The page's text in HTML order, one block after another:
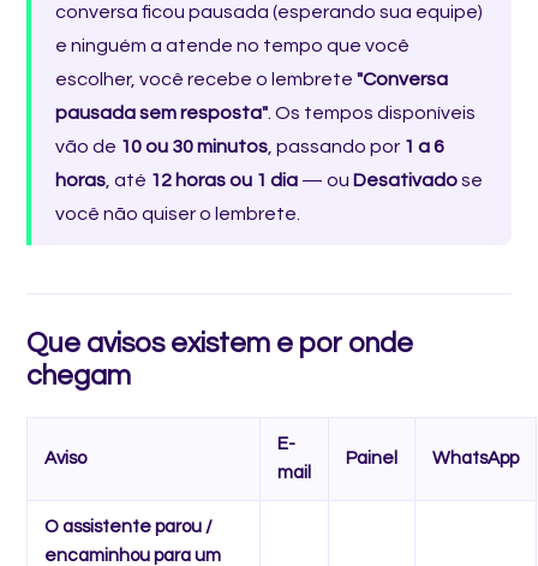
conversa ficou pausada (esperando sua equipe)
e ninguém a atende no tempo que você
escolher, você recebe o lembrete "Conversa
pausada sem resposta" . Os tempos disponíveis
vão de 10 ou 30 minutos , passando por 1 a 6
horas , até 12 horas ou 1 dia — ou Desativadose
você não quiser o lembrete.
Que avisos existem e por onde
chegam
Aviso
E-
mail
Painel WhatsApp
O assistente parou /
encaminhou para um